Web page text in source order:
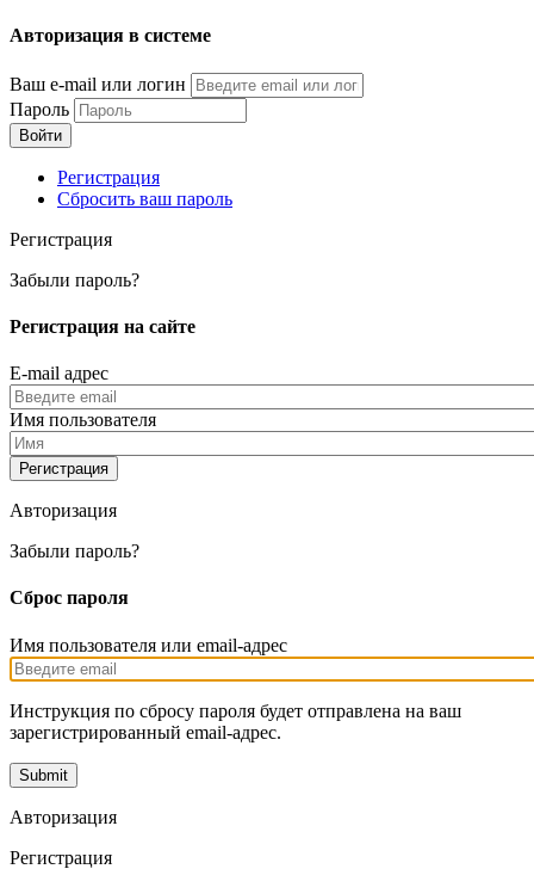
Перейти
основному
содержанию
Авторизация в системе
Ваш e-mail или логин
Пароль
Регистрация
Сбросить ваш пароль
Регистрация
Забыли пароль?
Регистрация на сайте
E-mail адрес
Имя пользователя
Авторизация
Забыли пароль?
Сброс пароля
Имя пользователя или email-адрес
Инструкция по сбросу пароля будет отправлена на ваш
зарегистрированный email-адрес.
Авторизация
Регистрация